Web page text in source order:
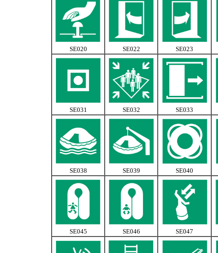
SE020 SE022 SE023
SE031 SE032 SE033
SE038 SE039 SE040
SE045 SE046 SE047